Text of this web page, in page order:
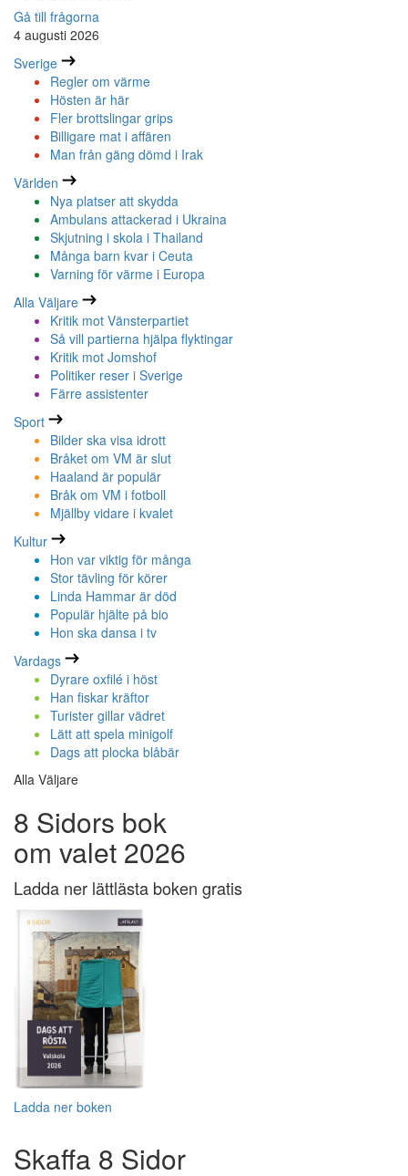
Gå till frågorna
4 augusti 2026
Sverige
Regler om värme
Hösten är här
Fler brottslingar grips
Billigare mat i affären
Man från gäng dömd i Irak
Världen
Nya platser att skydda
Ambulans attackerad i Ukraina
Skjutning i skola i Thailand
Många barn kvar i Ceuta
Varning för värme i Europa
Alla Väljare
Kritik mot Vänsterpartiet
Så vill partierna hjälpa flyktingar
Kritik mot Jomshof
Politiker reser i Sverige
Färre assistenter
Sport
Bilder ska visa idrott
Bråket om VM är slut
Haaland är populär
Bråk om VM i fotboll
Mjällby vidare i kvalet
Kultur
Hon var viktig för många
Stor tävling för körer
Linda Hammar är död
Populär hjälte på bio
Hon ska dansa i tv
Vardags
Dyrare oxfilé i höst
Han fiskar kräftor
Turister gillar vädret
Lätt att spela minigolf
Dags att plocka blåbär
Alla Väljare
8 Sidors bok
om valet 2026
Ladda ner lättlästa boken gratis
Ladda ner boken
Skaffa 8 Sidor